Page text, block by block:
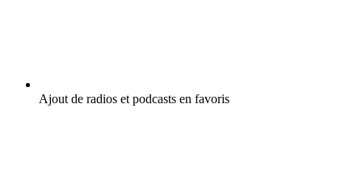
Ajout de radios et podcasts en favoris